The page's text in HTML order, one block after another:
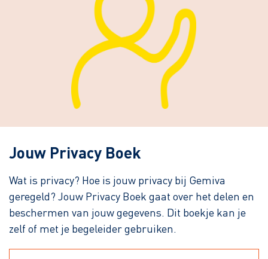
Jouw Privacy Boek
Wat is privacy? Hoe is jouw privacy bij Gemiva
geregeld? Jouw Privacy Boek gaat over het delen en
beschermen van jouw gegevens. Dit boekje kan je
zelf of met je begeleider gebruiken.